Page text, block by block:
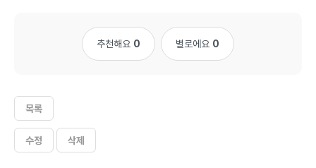
추천해요 0 별로에요 0
목록
수정 삭제